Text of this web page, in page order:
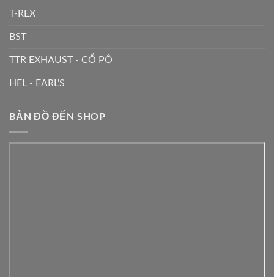
T-REX
BST
TTR EXHAUST - CỔ PÔ
HEL - EARL'S
BẢN ĐỒ ĐẾN SHOP